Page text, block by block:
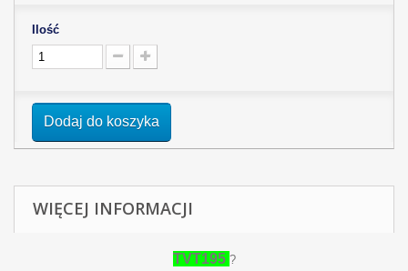
Ilość
Dodaj do koszyka
WIĘCEJ INFORMACJI
TVT195 ?